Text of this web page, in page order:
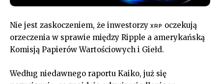
Nie jest zaskoczeniem, że inwestorzy XRP oczekują
orzeczenia w sprawie między Ripple a amerykańską
Komisją Papierów Wartościowych i Giełd.
Według niedawnego raportu Kaiko, już się